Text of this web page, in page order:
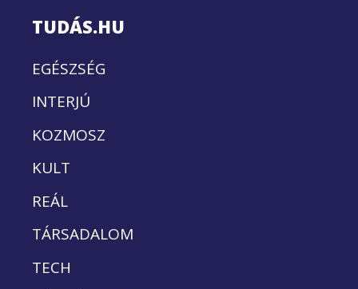
TUDÁS.HU
EGÉSZSÉG
INTERJÚ
KOZMOSZ
KULT
REÁL
TÁRSADALOM
TECH